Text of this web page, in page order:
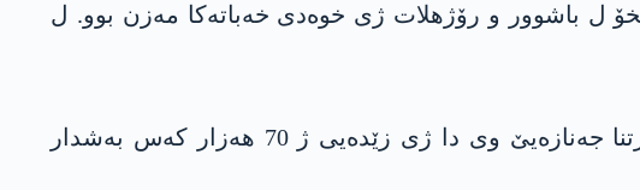
کربوو. محەمەد شێخۆ ل باشوور و رۆژھلات ژی خوەدی خەباتەکا مەزن بوو. ل
محەمەد شێخۆ د 9ێ ئادارا 1989ێ دا چوو ل سەر دلۆڤانیا خوەدێ. د مەراسیما ب خاک سپارتنا جەنازەیێ وی دا ژی زێدەیی ژ 70 ھەزار کەس بەشدار